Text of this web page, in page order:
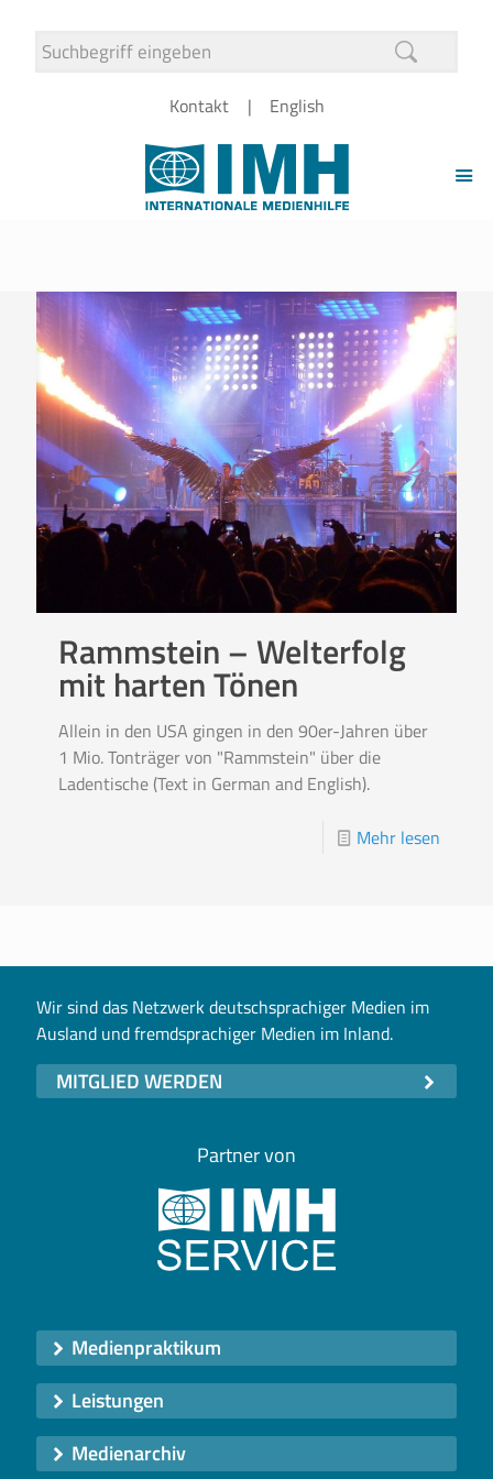
Kontakt English
Rammstein – Welterfolg
mit harten Tönen
Allein in den USA gingen in den 90er-Jahren über
1 Mio. Tonträger von "Rammstein" über die
Ladentische (Text in German and English).
Mehr lesen
Wir sind das Netzwerk deutschsprachiger Medien im
Ausland und fremdsprachiger Medien im Inland.
MITGLIED WERDEN
Partner von
Medienpraktikum
Leistungen
Medienarchiv